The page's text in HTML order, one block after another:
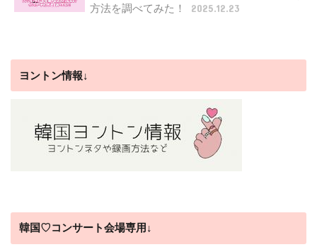
方法を調べてみた！
2025.12.23
ヨントン情報↓
韓国♡コンサート会場専用↓